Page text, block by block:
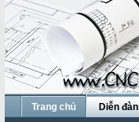
Trang chủ Diễn đàn